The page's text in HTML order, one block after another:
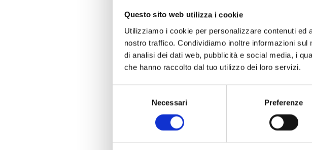
Questo sito web utilizza i cookie
Utilizziamo i cookie per personalizzare contenuti
nostro traffico. Condividiamo inoltre informazioni
di analisi dei dati web, pubblicità e social media, i
che hanno raccolto dal tuo utilizzo dei loro servizi.
Necessari Preferenze
Inoltre,
di parlare
docenti, che
Se pensiamo
confronti
studente
il più possibile
descritto,
percezione
influenzando